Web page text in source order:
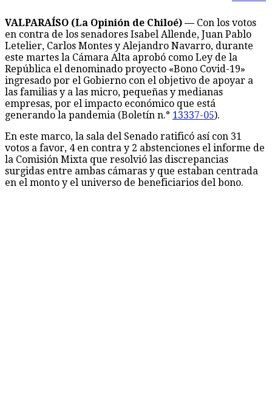
VALPARAÍSO (La Opinión de Chiloé) — Con los votos
en contra de los senadores Isabel Allende, Juan Pablo
Letelier, Carlos Montes y Alejandro Navarro, durante
este martes la Cámara Alta aprobó como Ley de la
República el denominado proyecto «Bono Covid-19»
ingresado por el Gobierno con el objetivo de apoyar a
las familias y a las micro, pequeñas y medianas
empresas, por el impacto económico que está
generando la pandemia (Boletín n.° 13337-05).
En este marco, la sala del Senado ratificó así con 31
votos a favor, 4 en contra y 2 abstenciones el informe de
la Comisión Mixta que resolvió las discrepancias
surgidas entre ambas cámaras y que estaban centrada
en el monto y el universo de beneficiarios del bono.